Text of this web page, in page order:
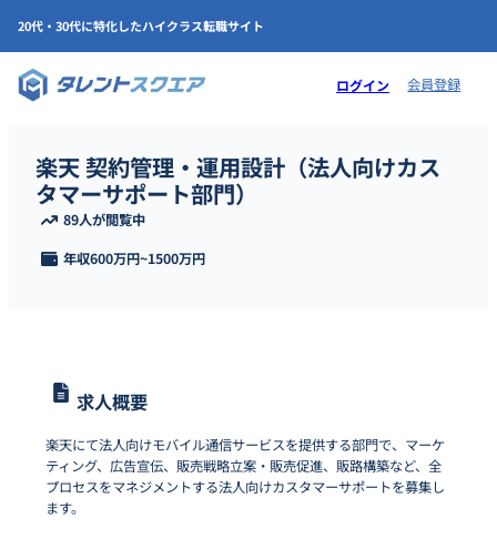
20代・30代に特化したハイクラス転職サイト
ログイン 会員登録
楽天 契約管理・運用設計（法人向けカス
タマーサポート部門）
89人が閲覧中
年収600万円~1500万円
求人概要
楽天にて法人向けモバイル通信サービスを提供する部門で、マーケ
ティング、広告宣伝、販売戦略立案・販売促進、販路構築など、全
プロセスをマネジメントする法人向けカスタマーサポートを募集し
ます。